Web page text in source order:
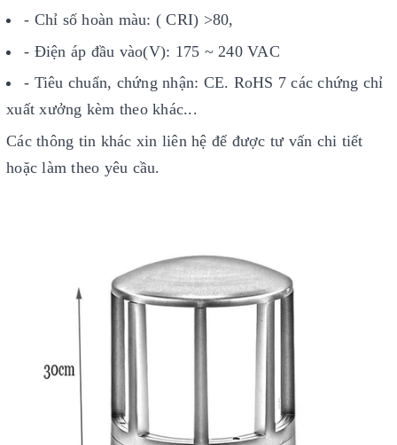
- Chỉ số hoàn màu: ( CRI) >80,
- Điện áp đầu vào(V): 175 ~ 240 VAC
- Tiêu chuẩn, chứng nhận: CE. RoHS 7 các chứng chỉ
xuất xưởng kèm theo khác...
Các thông tin khác xin liên hệ để được tư vấn chi tiết
hoặc làm theo yêu cầu.